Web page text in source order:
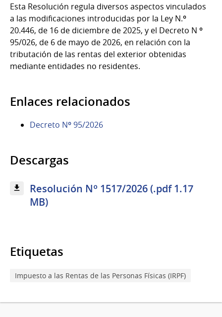
Esta Resolución regula diversos aspectos vinculados
a las modificaciones introducidas por la Ley N.º
20.446, de 16 de diciembre de 2025, y el Decreto N º
95/026, de 6 de mayo de 2026, en relación con la
tributación de las rentas del exterior obtenidas
mediante entidades no residentes.
Enlaces relacionados
Decreto Nº 95/2026
Descargas
Resolución Nº 1517/2026 (.pdf 1.17
MB)
Etiquetas
Impuesto a las Rentas de las Personas Físicas (IRPF)